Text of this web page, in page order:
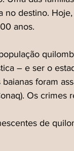
destino.
anos.
– e ser o
foram
Os crimes
de